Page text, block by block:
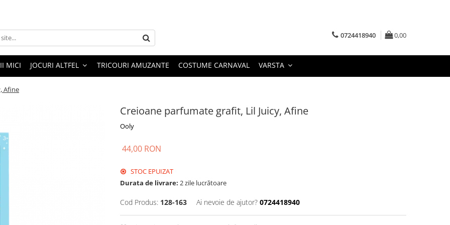
0724418940 0,00
MICI JOCURI ALTFEL TRICOURI AMUZANTE COSTUME CARNAVAL VARSTA
Afine
Creioane parfumate grafit, Lil Juicy, Afine
Ooly
44,00 RON
STOC EPUIZAT
Durata de livrare: 2 zile lucrătoare
Cod Produs: 128-163 Ai nevoie de ajutor? 0724418940